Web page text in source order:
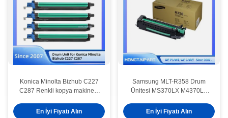
Konica Minolta Bizhub C227
C287 Renkli kopya makinesi
birimi
En İyi Fiyatı Alın
Samsung MLT-R358 Drum
Ünitesi MS370LX M4370LX
En İyi Fiyatı Alın